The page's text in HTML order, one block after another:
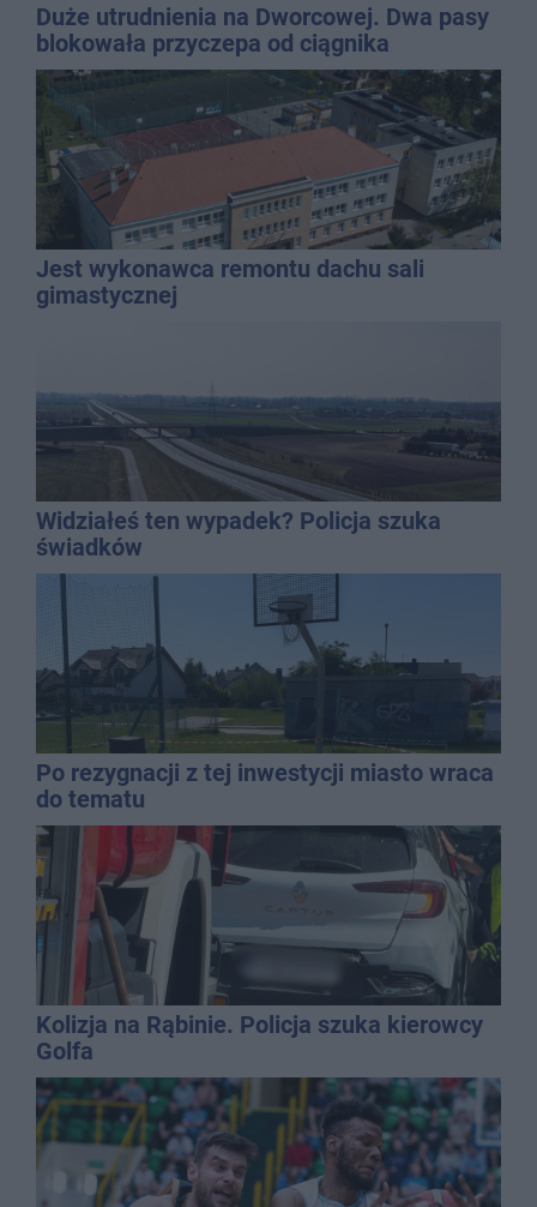
Duże utrudnienia na Dworcowej. Dwa pasy
blokowała przyczepa od ciągnika
Jest wykonawca remontu dachu sali
gimastycznej
Widziałeś ten wypadek? Policja szuka
świadków
Po rezygnacji z tej inwestycji miasto wraca
do tematu
Kolizja na Rąbinie. Policja szuka kierowcy
Golfa